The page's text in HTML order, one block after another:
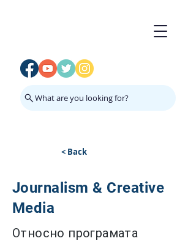
What are you looking for?
< Back
Journalism & Creative
Media
Относно програмата